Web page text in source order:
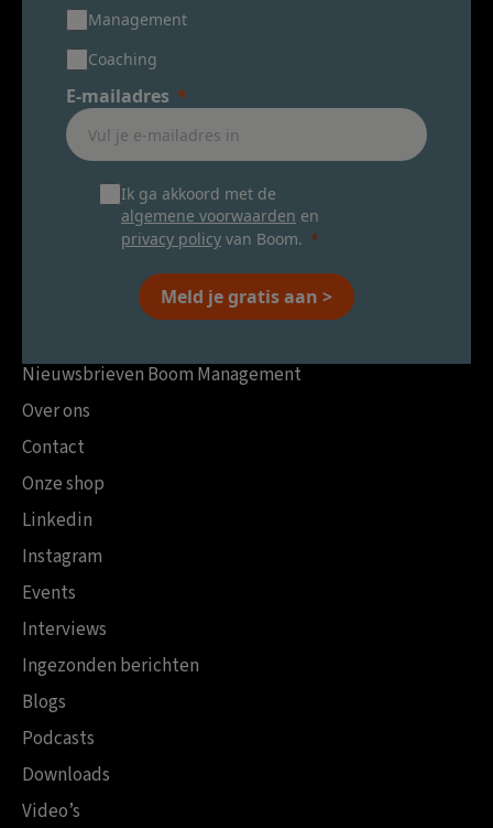
Management
Coaching
E-mailadres
Ik ga akkoord met de
algemene voorwaarden en
privacy policy van Boom.
Meld je gratis aan >
Nieuwsbrieven Boom Management
Over ons
Contact
Onze shop
Linkedin
Instagram
Events
Interviews
Ingezonden berichten
Blogs
Podcasts
Downloads
Video’s